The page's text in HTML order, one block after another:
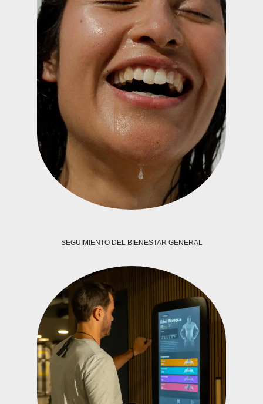
SEGUIMIENTO DEL BIENESTAR GENERAL